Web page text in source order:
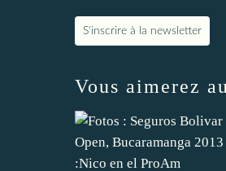
S'inscrire à la newsletter
Vous aimerez